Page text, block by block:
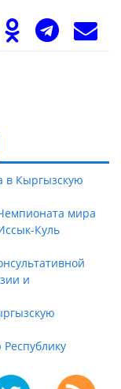
в Кыргызскую
мира
Куль
и